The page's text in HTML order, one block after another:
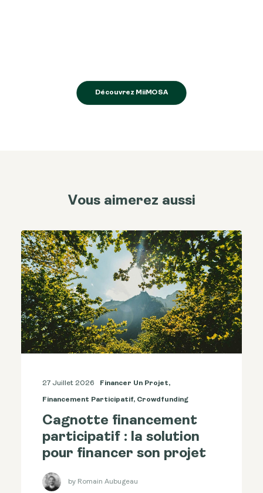
Découvrez MiiMOSA
Vous aimerez aussi
27 Juillet 2026 Financer Un Projet,
Financement Participatif, Crowdfunding
Cagnotte financement
participatif : la solution
pour financer son projet
by Romain Aubugeau